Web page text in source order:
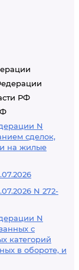
РФ
N
сделок,
на жилые
N 272-
N
с
категорий
в обороте, и